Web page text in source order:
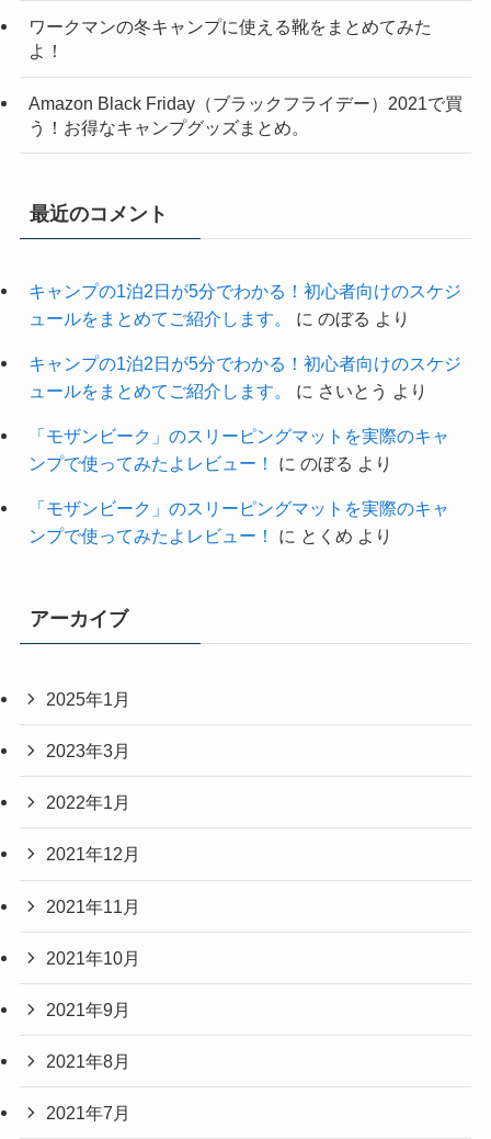
ワークマンの冬キャンプに使える靴をまとめてみた
よ！
Amazon Black Friday（ブラックフライデー）2021で買
う！お得なキャンプグッズまとめ。
最近のコメント
キャンプの1泊2日が5分でわかる！初心者向けのスケジ
ュールをまとめてご紹介します。
に のぼる より
キャンプの1泊2日が5分でわかる！初心者向けのスケジ
ュールをまとめてご紹介します。
に さいとう より
「モザンビーク」のスリーピングマットを実際のキャ
ンプで使ってみたよレビュー！
に のぼる より
「モザンビーク」のスリーピングマットを実際のキャ
ンプで使ってみたよレビュー！
に とくめ より
アーカイブ
2025年1月
2023年3月
2022年1月
2021年12月
2021年11月
2021年10月
2021年9月
2021年8月
2021年7月